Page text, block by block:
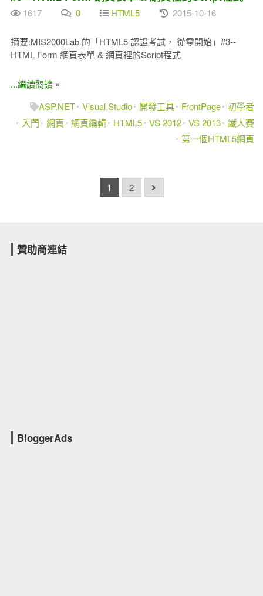
1617 0 HTML5 2015-10-16
摘要:MIS2000Lab.的「HTML5 認證考試， 從零開始」#3--
HTML Form 網頁表單 & 網頁裡的Script程式
...繼續閱讀 »
ASP.NET Visual Studio 開發工具 FrontPage 初學者
入門
網頁 網頁編輯 HTML5 VS 2012 VS 2013 鐵人賽
第一個HTML5網頁
1 2
贊助商連結
BloggerAds